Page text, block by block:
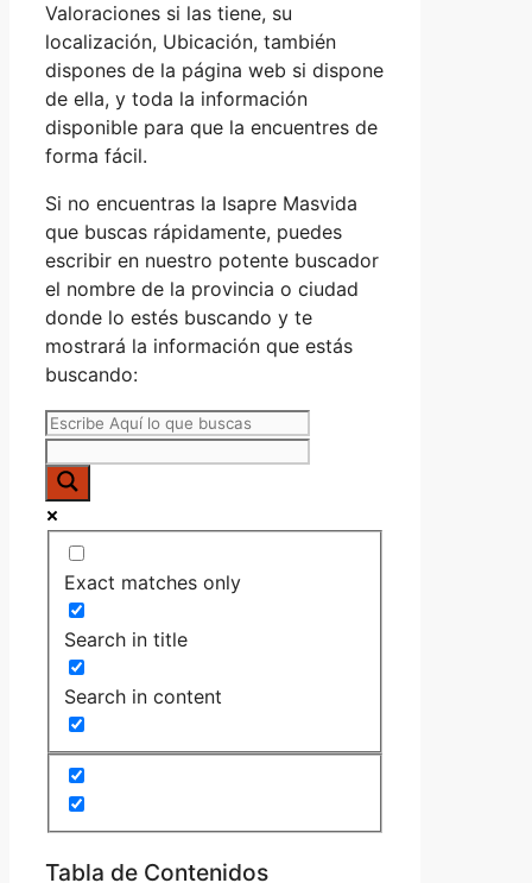
Valoraciones si las tiene, su
localización, Ubicación, también
dispones de la página web si dispone
de ella, y toda la información
disponible para que la encuentres de
forma fácil.
Si no encuentras la Isapre Masvida
que buscas rápidamente, puedes
escribir en nuestro potente buscador
el nombre de la provincia o ciudad
donde lo estés buscando y te
mostrará la información que estás
buscando:
Exact matches only
Search in title
Search in content
Tabla de Contenidos